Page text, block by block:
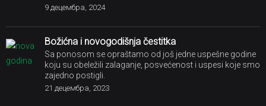
9 децембра, 2024
Božićna i novogodišnja čestitka
Sa ponosom se opraštamo od još jedne uspešne godine
koju su obeležili zalaganje, posvećenost i uspesi koje smo
zajedno postigli.
21 децембра, 2023